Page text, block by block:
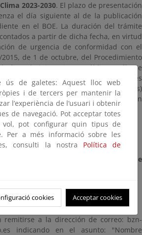
2023-2030. El plazo de presentación
el día siguiente al de la publicación
en el BOE. La duración del trámite
a partir de dicha fecha, en virtud
de urgencia de conformidad con el
de 1 de octubre, del Procedimiento
las Administraciones Públicas. Sólo se
las observaciones realizadas a través
pública (Tabla de observaciones)
más abajo y que se dirijan al buzón
des del dia
dimecres, 12 de de
remitirse a la dirección de correo: bzn-
indicando en el asunto: "Nombre
ús de galetes: Aquest lloc web
i de tercers per mantenir la
l’experiència de l’usuari i obtenir
de navegació. Pot acceptar totes
pot configurar quin tipus de
Per a més informació sobre les
consulti la nostra Política de
cookies Acceptar cookies